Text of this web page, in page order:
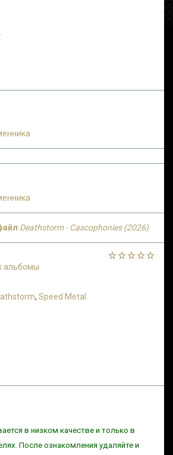
Deathstorm - Cascophonies (2026)
альбомы
, Speed Metal
в низком качестве и только в
После ознакомления удаляйте и